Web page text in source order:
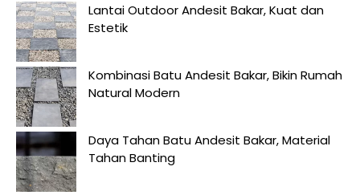
Lantai Outdoor Andesit Bakar, Kuat dan
Estetik
Kombinasi Batu Andesit Bakar, Bikin Rumah
Natural Modern
Daya Tahan Batu Andesit Bakar, Material
Tahan Banting